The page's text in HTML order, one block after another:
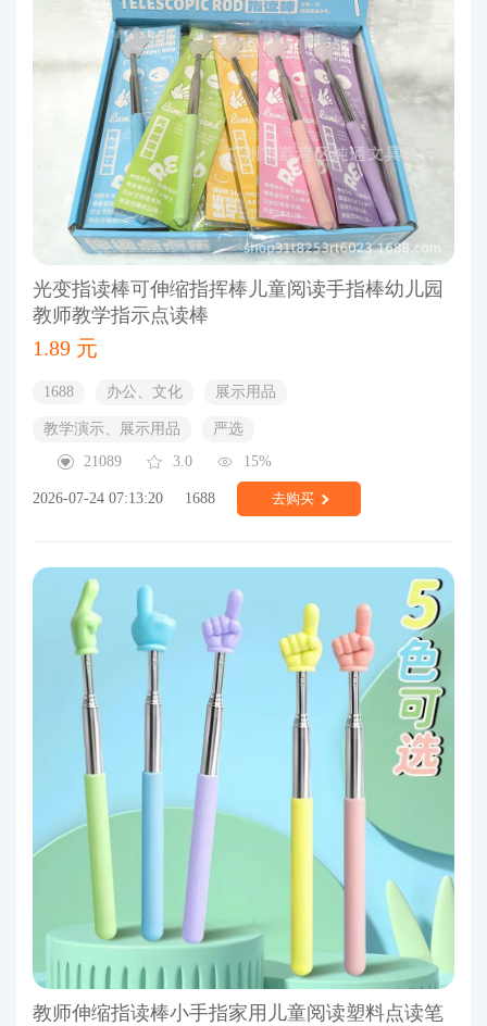
光变指读棒可伸缩指挥棒儿童阅读手指棒幼儿园
教师教学指示点读棒
1.89 元
1688 办公、文化 展示用品
教学演示、展示用品
严选
21089
3.0 15%
2026-07-24 07:13:20 1688 去购买
教师伸缩指读棒小手指家用儿童阅读塑料点读笔